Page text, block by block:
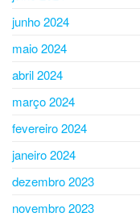
junho 2024
maio 2024
abril 2024
março 2024
fevereiro 2024
janeiro 2024
dezembro 2023
novembro 2023